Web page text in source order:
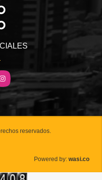
reservados.
Powered by: wasi.co